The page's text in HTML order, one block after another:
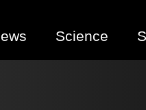
Science